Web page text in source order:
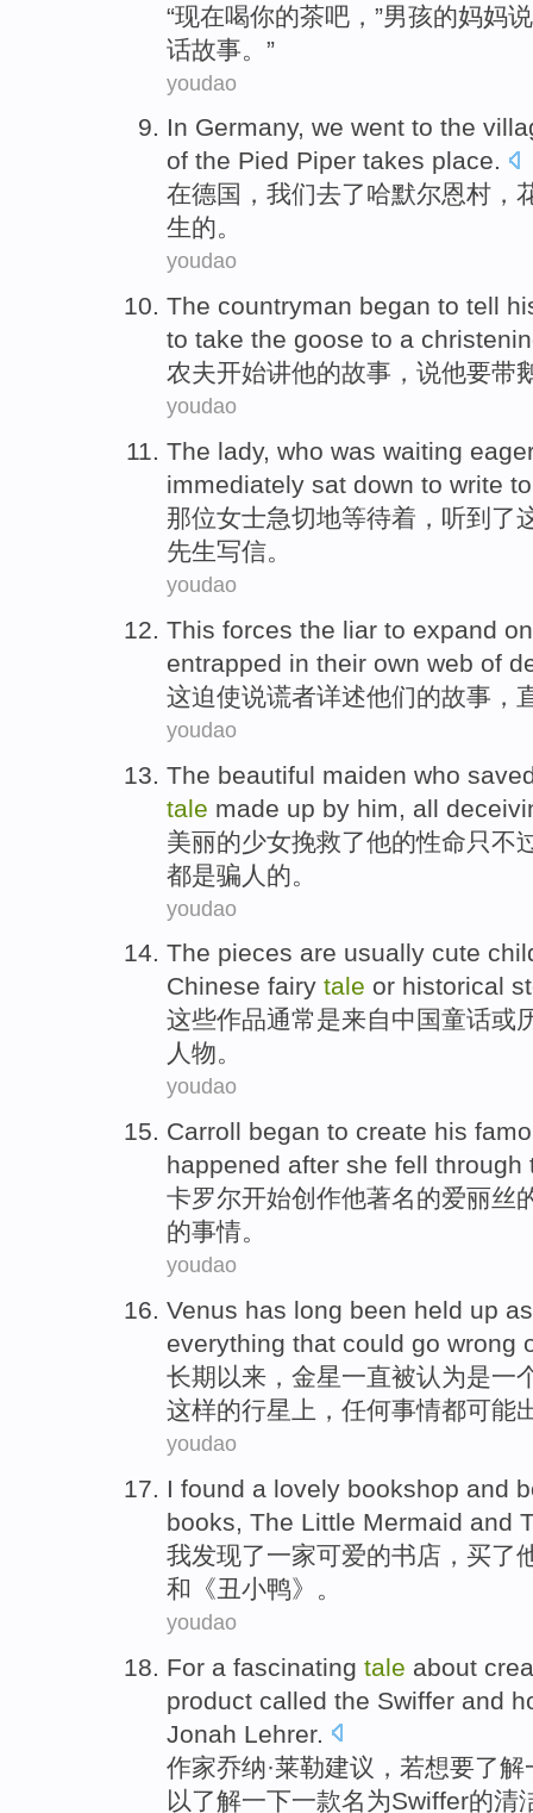
“现在喝你的茶吧 ，”男孩的妈妈说
话故事。”
youdao
In Germany, we went to the
of the Pied Piper takes place.
在德国 ， 我们去了哈默尔恩村 ，
生的。
youdao
The countryman began to tell
to take the goose to a
农夫开始讲他的故事 ， 说他要带
youdao
The lady, who was waiting
immediately sat down to write
那位女士急切地等待着 ， 听到了
先生写信。
youdao
This forces the liar to expand on
entrapped in their own web of
这迫使说谎者详述他们的故事 ，
youdao
The beautiful maiden who
tale made up by him all
美丽的少女挽救了他的性命 只不
都是骗人的。
youdao
The pieces are usually cute
Chinese fairy tale or historical
这些作品通常是来自中国童话或
人物。
youdao
Carroll began to create his
happened after she fell through
卡罗尔开始创作他著名的爱丽丝
的事情。
youdao
Venus has long been held up as
everything that could go wrong
长期 以来， 金星一直被认为是一
这样的行星上 ， 任何事情都可能
youdao
I found a lovely bookshop and
books, The Little Mermaid and
我发现了一家可爱的书店 ， 买了
和 《丑小鸭》。
youdao
For a fascinating tale about
product called the Swiffer and
Jonah Lehrer.
作家乔纳·莱勒建议，若想要了解
以了解一下一款名为Swiffer的清